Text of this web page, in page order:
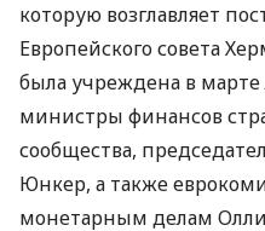
которую возглавляет
Европейского совета
была учреждена в
министры финансов
сообщества,
Юнкер, а также
монетарным делам